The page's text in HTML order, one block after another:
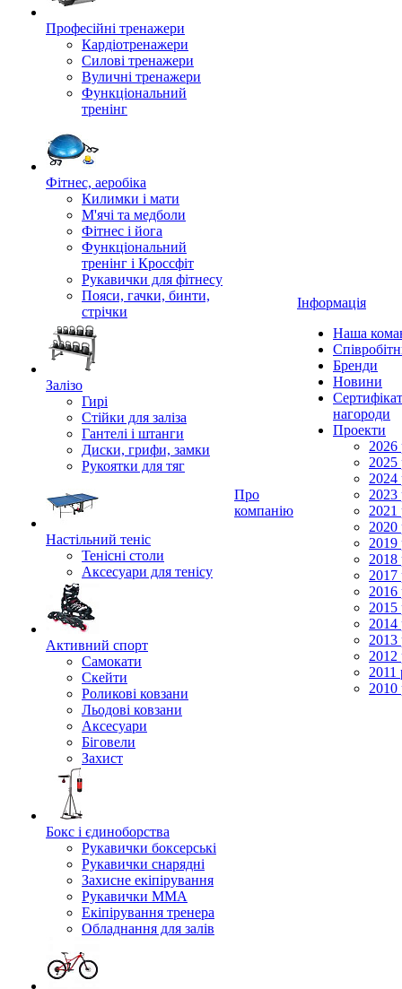
Професійні тренажери
Кардіотренажери
Силові тренажери
Вуличні тренажери
Функціональний
тренінг
Фітнес, аеробіка
Килимки і мати
М'ячі та медболи
Фітнес і йога
Функціональний
тренінг і Кроссфіт
Рукавички для фітнесу
Пояси, гачки, бинти,
стрічки
Залізо
Гирі
Стійки для заліза
Гантелі і штанги
Диски, грифи, замки
Рукоятки для тяг
Настільний теніс
Тенісні столи
Аксесуари для тенісу
Активний спорт
Самокати
Скейти
Роликові ковзани
Льодові ковзани
Аксесуари
Біговели
Захист
Бокс і єдиноборства
Рукавички боксерські
Рукавички снарядні
Захисне екіпірування
Рукавички ММА
Екіпірування тренера
Обладнання для залів
Про
компанію
Інформація
Наша
Бренди
Новини
нагороди
Проекти
2026
2025
2024
2023
2021
2020
2019
2018
2017
2016
2015
2014
2013
2012
2011
2010